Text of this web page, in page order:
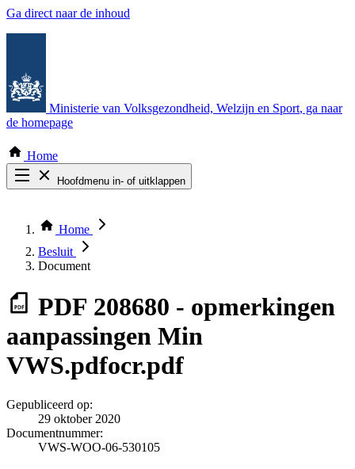
Ga direct naar de inhoud
Ministerie van Volksgezondheid, Welzijn en Sport, ga naar
de homepage
Home
Hoofdmenu in- of uitklappen
Thema COVID-19
Bekijk per bestuursorgaan
Home
Besluit
Document
PDF 208680 - opmerkingen
aanpassingen Min
VWS.pdfocr.pdf
Gepubliceerd op:
29 oktober 2020
Documentnummer:
VWS-WOO-06-530105